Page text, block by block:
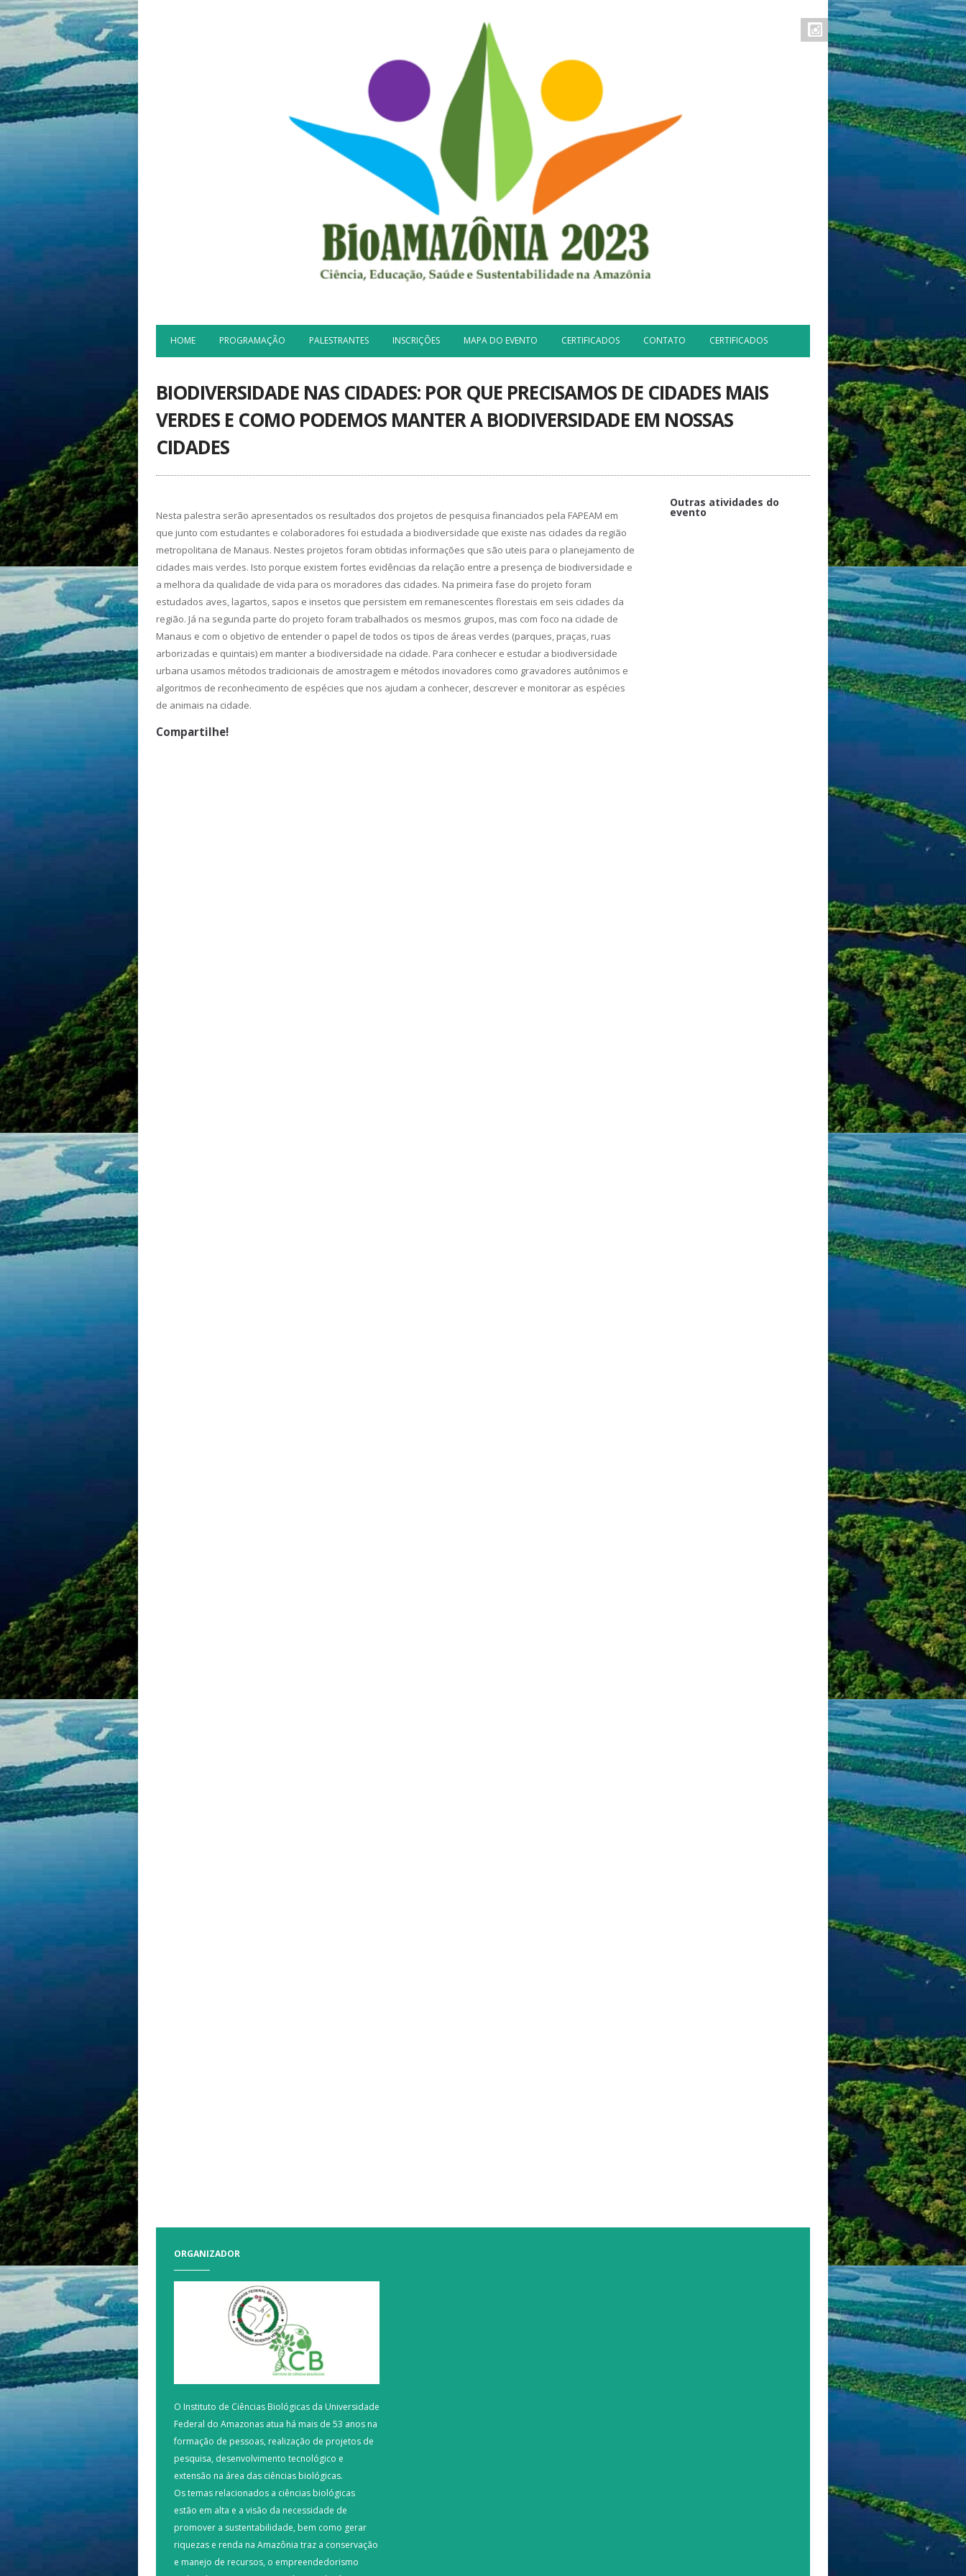
HOME PROGRAMAÇÃO PALESTRANTES INSCRIÇÕES MAPA DO EVENTO CERTIFICADOS CONTATO CERTIFICADOS
BIODIVERSIDADE NAS CIDADES: POR QUE PRECISAMOS DE CIDADES MAIS
VERDES E COMO PODEMOS MANTER A BIODIVERSIDADE EM NOSSAS
CIDADES
Nesta palestra serão apresentados os resultados dos projetos de pesquisa financiados pela FAPEAM em
que junto com estudantes e colaboradores foi estudada a biodiversidade que existe nas cidades da região
metropolitana de Manaus. Nestes projetos foram obtidas informações que são uteis para o planejamento de
cidades mais verdes. Isto porque existem fortes evidências da relação entre a presença de biodiversidade e
a melhora da qualidade de vida para os moradores das cidades. Na primeira fase do projeto foram
estudados aves, lagartos, sapos e insetos que persistem em remanescentes florestais em seis cidades da
região. Já na segunda parte do projeto foram trabalhados os mesmos grupos, mas com foco na cidade de
Manaus e com o objetivo de entender o papel de todos os tipos de áreas verdes (parques, praças, ruas
arborizadas e quintais) em manter a biodiversidade na cidade. Para conhecer e estudar a biodiversidade
urbana usamos métodos tradicionais de amostragem e métodos inovadores como gravadores autônimos e
algoritmos de reconhecimento de espécies que nos ajudam a conhecer, descrever e monitorar as espécies
de animais na cidade.
Compartilhe!
Outras atividades do
evento
APOIO
ORGANIZADOR
O Instituto de Ciências Biológicas da Universidade
Federal do Amazonas atua há mais de 53 anos na
formação de pessoas, realização de projetos de
pesquisa, desenvolvimento tecnológico e
extensão na área das ciências biológicas.
Os temas relacionados a ciências biológicas
estão em alta e a visão da necessidade de
promover a sustentabilidade, bem como gerar
riquezas e renda na Amazônia traz a conservação
e manejo de recursos, o empreendedorismo